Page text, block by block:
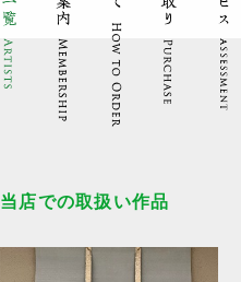
当店での取扱い作品